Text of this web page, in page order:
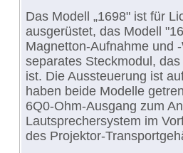
Das Modell „1698" ist für
ausgerüstet, das Modell
Magnetton-Aufnahme und
separates Steckmodul,
ist. Die Aussteuerung ist
haben beide Modelle
6Q0-Ohm-Ausgang zum
Lautsprechersystem im
des Projektor-